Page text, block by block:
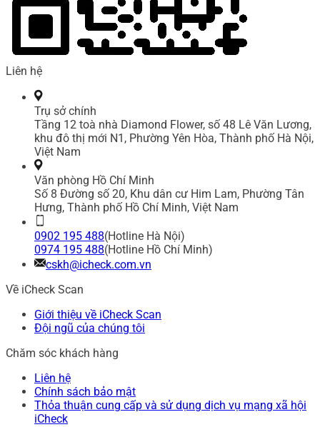
Liên hệ
Trụ sở chính
Tầng 12 toà nhà Diamond Flower, số 48 Lê Văn Lương,
khu đô thị mới N1, Phường Yên Hòa, Thành phố Hà Nội,
Việt Nam
Văn phòng Hồ Chí Minh
Số 8 Đường số 20, Khu dân cư Him Lam, Phường Tân
Hưng, Thành phố Hồ Chí Minh, Việt Nam
0902 195 488(Hotline Hà Nội)
0974 195 488(Hotline Hồ Chí Minh)
cskh@icheck.com.vn
Về iCheck Scan
Giới thiệu về iCheck Scan
Đội ngũ của chúng tôi
Chăm sóc khách hàng
Liên hệ
Chính sách bảo mật
Thỏa thuận cung cấp và sử dụng dịch vụ mạng xã hội
iCheck